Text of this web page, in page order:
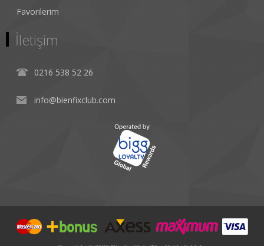
Favorilerim
İletişim
0216 538 52 26
info@bienfixclub.com